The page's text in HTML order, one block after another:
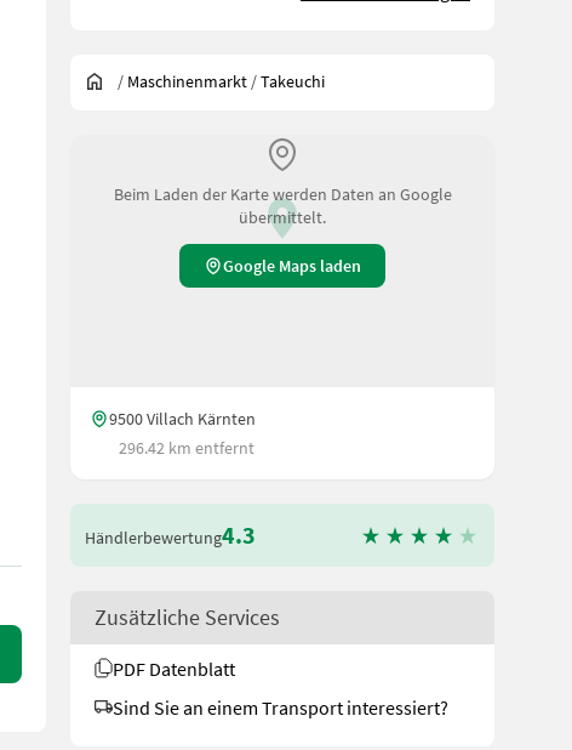
(Schild hinten) 4.040 mm Arbeitsleistung
/ Maschinenmarkt /Takeuchi
Beim Laden der Karte werden Daten an Google
übermittelt.
Google Maps laden
9500 Villach Kärnten
296.42 km entfernt
Händlerbewertung4.3
Zusätzliche Services
PDF Datenblatt
Sind Sie an einem Transport interessiert?